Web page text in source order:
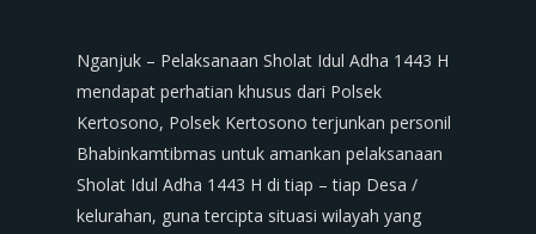
Nganjuk – Pelaksanaan Sholat Idul Adha 1443 H
mendapat perhatian khusus dari Polsek
Kertosono, Polsek Kertosono terjunkan personil
Bhabinkamtibmas untuk amankan pelaksanaan
Sholat Idul Adha 1443 H di tiap – tiap Desa /
kelurahan, guna tercipta situasi wilayah yang